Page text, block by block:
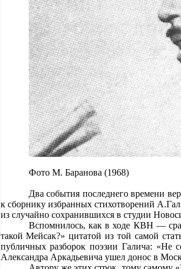
Фото М. Баранова (1968)
Два события последнего времени
к сборнику избранных стихотворений
из случайно сохранившихся в студии
Вспомнилось, как в ходе КВН —
такой Мейсак?» цитатой из той самой
публичных разборок поэзии Галича: «Не
Александра Аркадьевича ушел донос в